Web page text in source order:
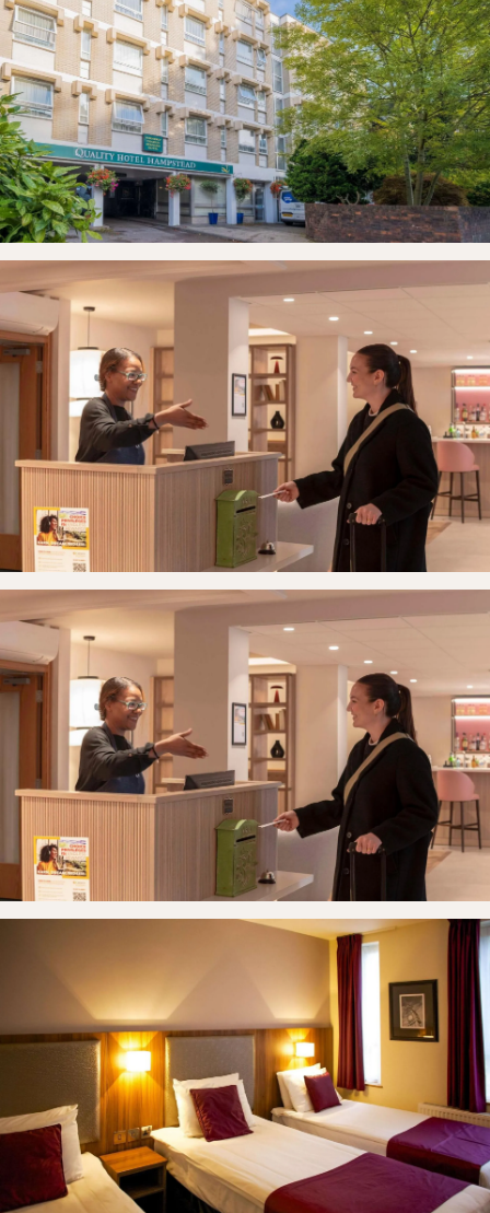
Accueil Chambres Réserver